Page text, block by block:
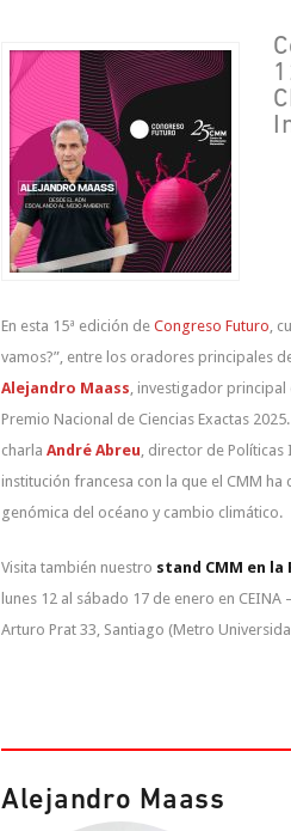
En esta 15ª edición de Congreso Futuro,
vamos?”, entre los oradores principales
Alejandro Maass, investigador principal
Premio Nacional de Ciencias Exactas
charla André Abreu, director de Políticas
institución francesa con la que el CMM
genómica del océano y cambio climático.
Visita también nuestro stand CMM en
lunes 12 al sábado 17 de enero en
Arturo Prat 33, Santiago (Metro
Alejandro Maass